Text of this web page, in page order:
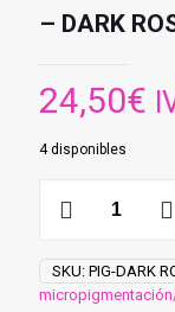
– DARK
24,50€
4 disponibles
PUREBEAU
3ml
-
DARK
SKU: PIG-DARK